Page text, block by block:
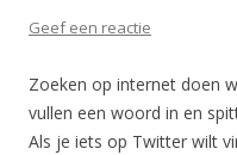
Geef een reactie
Zoeken op internet doen
vullen een woord in en
Als je iets op Twitter wilt